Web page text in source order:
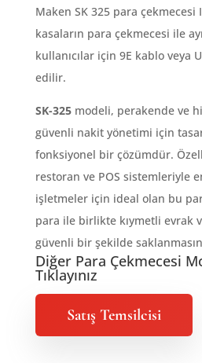
Maken SK 325 para çekmecesi
kasaların para çekmecesi ile
kullanıcılar için 9E kablo veya
edilir.
SK-325 modeli, perakende ve
güvenli nakit yönetimi için
fonksiyonel bir çözümdür.
restoran ve POS sistemleriyle
işletmeler için ideal olan bu
para ile birlikte kıymetli evrak
güvenli bir şekilde
Diğer Para Çekmecesi
Tıklayınız
Satış Temsilcisi